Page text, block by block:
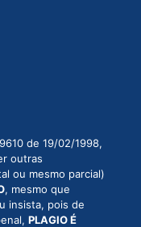
de 19/02/1998,
outras
ou mesmo parcial)
, mesmo que
insista, pois de
PLAGIO É